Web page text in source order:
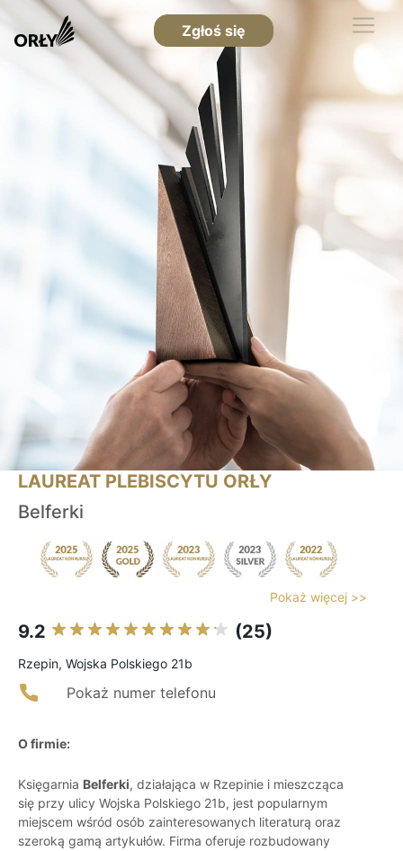
Zgłoś się
LAUREAT PLEBISCYTU ORŁY
Belferki
Pokaż więcej >>
9.2 (25)
Rzepin, Wojska Polskiego 21b
Pokaż numer telefonu
O firmie:
Księgarnia Belferki, działająca w Rzepinie i mieszcząca
się przy ulicy Wojska Polskiego 21b, jest popularnym
miejscem wśród osób zainteresowanych literaturą oraz
szeroką gamą artykułów. Firma oferuje rozbudowany